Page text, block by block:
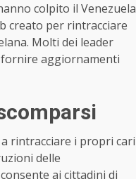
colpito il Venezuela
creato per rintracciare
Molti dei leader
fornire aggiornamenti
rintracciare i propri cari
delle
ai cittadini di